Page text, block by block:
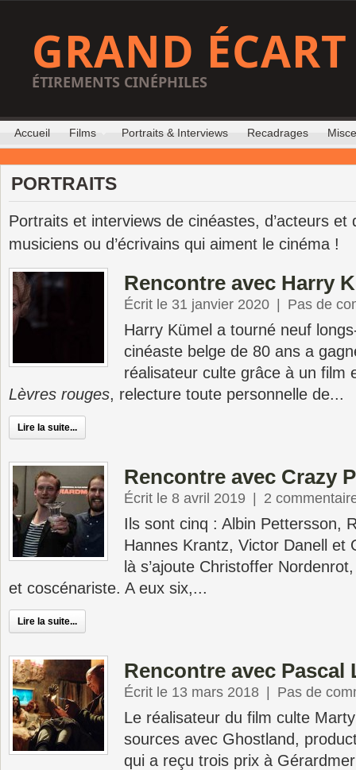
GRAND ÉCART
ÉTIREMENTS CINÉPHILES
Accueil Films Portraits & Interviews Recadrages
PORTRAITS
Portraits et interviews de cinéastes, d’acteurs et
musiciens ou d’écrivains qui aiment le cinéma !
Rencontre avec Harry
Écrit le 31 janvier 2020 Pas de
Harry Kümel a tourné neuf
cinéaste belge de 80 ans a
réalisateur culte grâce à un film
Lèvres rouges, relecture toute personnelle de...
Lire la suite...
Rencontre avec Crazy
Écrit le 8 avril 2019 2
Ils sont cinq : Albin Pettersson,
Hannes Krantz, Victor Danell et
là s’ajoute Christoffer
et coscénariste. A eux six,...
Lire la suite...
Rencontre avec Pascal
Écrit le 13 mars 2018 Pas de
Le réalisateur du film culte
sources avec Ghostland,
qui a reçu trois prix à